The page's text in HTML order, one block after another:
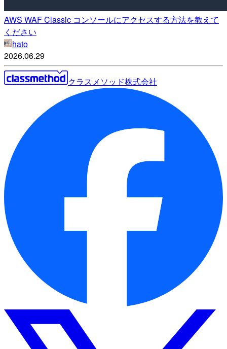
AWS WAF Classic コンソールにアクセスする方法を教えて
ください
hato
2026.06.29
クラスメソッド株式会社